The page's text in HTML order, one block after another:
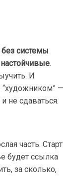
системы
.
И
“художником” —
не сдаваться.
часть. Старт
будет ссылка
за сколько,